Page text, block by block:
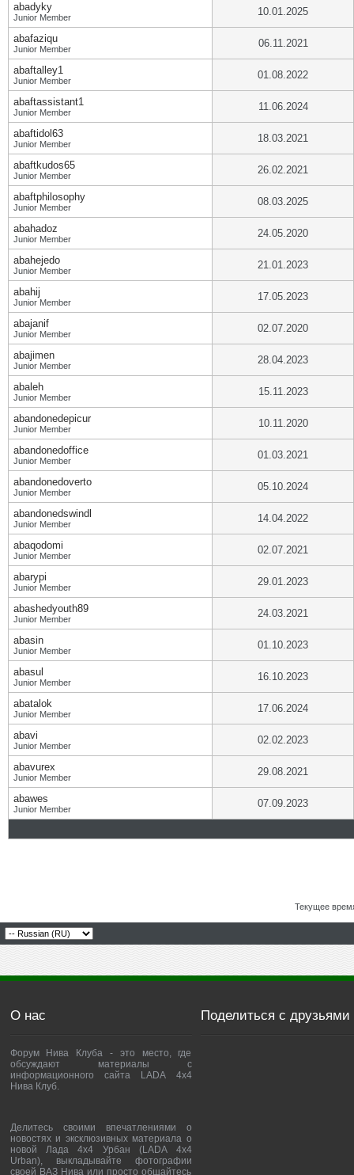
abadyky
Junior Member 10.01.2025
abafaziqu
Junior Member 06.11.2021
abaftalley1
Junior Member 01.08.2022
abaftassistant1
Junior Member 11.06.2024
abaftidol63
Junior Member 18.03.2021
abaftkudos65
Junior Member 26.02.2021
abaftphilosophy
Junior Member 08.03.2025
abahadoz
Junior Member 24.05.2020
abahejedo
Junior Member 21.01.2023
abahij
Junior Member 17.05.2023
abajanif
Junior Member 02.07.2020
abajimen
Junior Member 28.04.2023
abaleh
Junior Member 15.11.2023
abandonedepicur
Junior Member 10.11.2020
abandonedoffice
Junior Member 01.03.2021
abandonedoverto
Junior Member 05.10.2024
abandonedswindl
Junior Member 14.04.2022
abaqodomi
Junior Member 02.07.2021
abarypi
Junior Member 29.01.2023
abashedyouth89
Junior Member 24.03.2021
abasin
Junior Member 01.10.2023
abasul
Junior Member 16.10.2023
abatalok
Junior Member 17.06.2024
abavi
Junior Member 02.02.2023
abavurex
Junior Member 29.08.2021
abawes
Junior Member 07.09.2023
Текущее
О нас
Форум Нива Клуба - это место, где
обсуждают материалы с
информационного сайта LADA 4x4
Нива Клуб.
Делитесь своими впечатлениями о
новостях и эксклюзивных материала о
новой Лада 4х4 Урбан (LADA 4x4
Urban), выкладывайте фотографии
своей ВАЗ Нива или просто общайтесь
Поделиться с друзьями